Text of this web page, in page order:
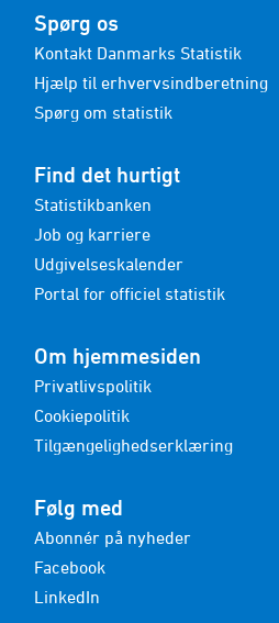
Spørg os
Kontakt Danmarks Statistik
Hjælp til erhvervsindberetning
Spørg om statistik
Find det hurtigt
Statistikbanken
Job og karriere
Udgivelseskalender
Portal for officiel statistik
Om hjemmesiden
Privatlivspolitik
Cookiepolitik
Tilgængelighedserklæring
Følg med
Abonnér på nyheder
Facebook
LinkedIn